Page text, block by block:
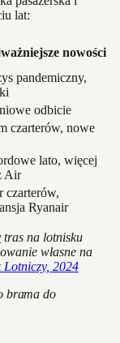
lat:
nowości
pandemiczny,
odbicie
czarterów, nowe
lato, więcej
Air
czarterów,
Ryanair
tras na lotnisku
własne na
Lotniczy, 2024
brama do